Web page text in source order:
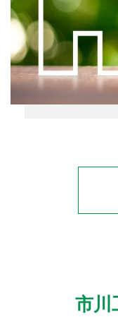
市川